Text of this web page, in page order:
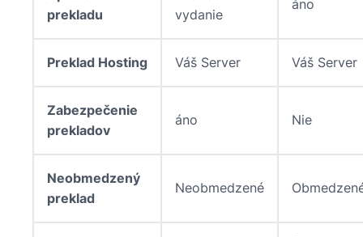
prekladu
vydanie
áno
Preklad Hosting Váš Server Váš Server
Zabezpečenie
prekladov
áno Nie
Neobmedzený
preklad
Neobmedzené